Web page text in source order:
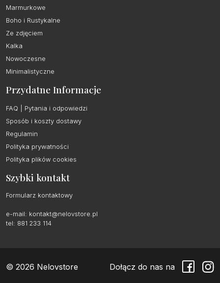
Marmurkowe
Boho i Rustykalne
Ze zdjęciem
Kalka
Nowoczesne
Minimalistyczne
Przydatne Informacje
FAQ | Pytania i odpowiedzi
Sposób i koszty dostawy
Regulamin
Polityka prywatności
Polityka plików cookies
Szybki kontakt
Formularz kontaktowy
e-mail: kontakt@nelovstore.pl
tel: 881 233 114
© 2026 Nelovstore Dołącz do nas na